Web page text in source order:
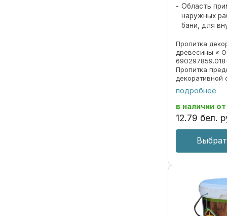
Область
наружных
бани, для
Пропитка
древесины «
Пропитка
декоративной
под ценные
атмосферных
подробнее
в наличии от
12.79 бел.